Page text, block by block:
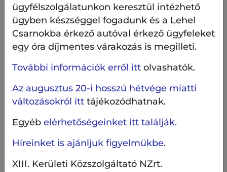
évek végéig, külön terepasztal idéz majd egy kis
balatoni hangulatot, gyönyörű különleges
szerelvénnyel. A BKV terepasztalon a jól ismert UV
villamos, a Bengáli, Tátra stb, köszönnek majd
favonat készlettel ellátott favonatos játszóház
A kiállítás mellett lesz lehetőség használt
vasútmodellezéssel kapcsolatos dolgot vásárolni.
Belépődíj:Gyermek: 1300 Ft, Felnőtt: 2000 Ft,
ügyfélszolgálatunkon keresztül intézhető
ügyben készséggel fogadunk és a Lehel
Csarnokba érkező autóval érkező ügyfeleket
egy óra díjmentes várakozás is megilleti.
További információk erről ittolvashatók.
Az augusztus 20-i hosszú hétvége miatti
változásokról itttájékozódhatnak.
Egyéb elérhetőségeinket itt találják.
Híreinket is ajánljuk figyelmükbe.
XIII. Kerületi Közszolgáltató NZrt.